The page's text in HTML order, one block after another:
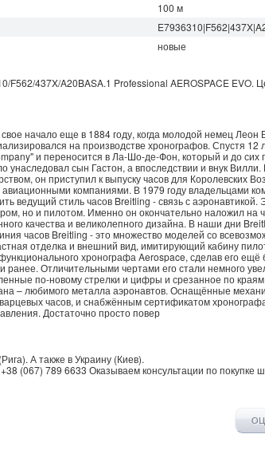
100 м
новые
F562/437X/A20BASA.1 Professional AEROSPACE EVO.
начало еще в 1884 году, когда молодой немец Леон
на производстве хронографов. Спустя
и переносится в Ла-Шо-де-Фон, который и до сих
унаследовал сын Гастон, а впоследствии и внук
он приступил к выпуску часов для Королевских
компаниями. В 1979 году владельцами
ведущий стиль часов Breitling - связь с
но и пилотом. Именно он окончательно наложил
качества и великолепного дизайна. В наши дни
часов Breitling - это множество моделей со
отделка и внешний вид, имитирующий кабину
хронографа Aerospace, сделав его
ранее. Отличительными чертами его стали немного
по-новому стрелки и цифры и срезанное по краям
– любимого металла аэронавтов. Оснащённые
часов, и снабжённым сертификатом
Достаточно просто повер
(Рига). А также вУкраину (Киев).
+38 (067) 789 6633 Оказываем консультации по покупке